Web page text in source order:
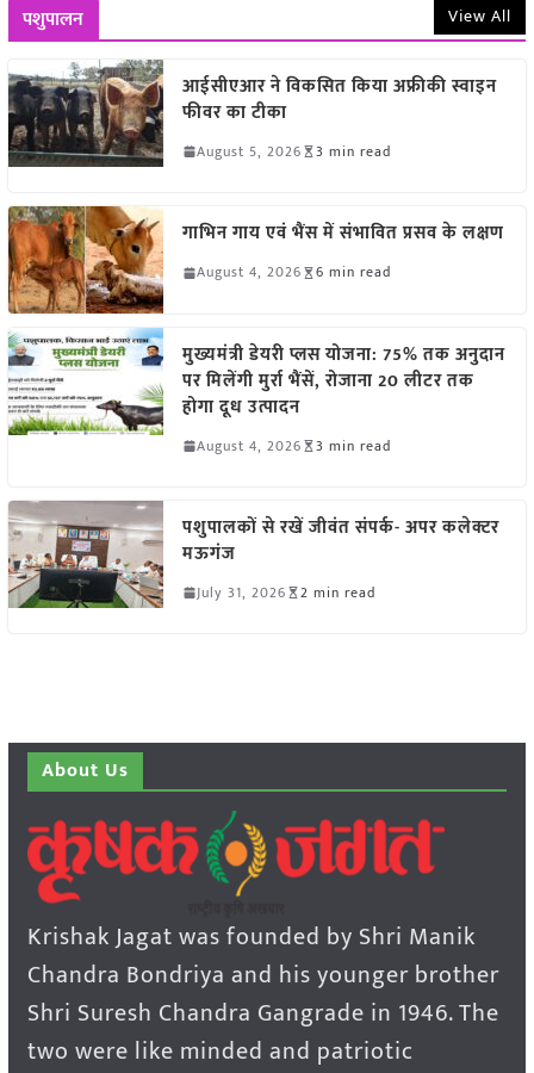
पशुपालन View All
आईसीएआर ने विकसित किया अफ्रीकी स्वाइन
फीवर का टीका
August 5, 2026 3 min read
गाभिन गाय एवं भैंस में संभावित प्रसव के लक्षण
August 4, 2026 6 min read
मुख्यमंत्री डेयरी प्लस योजना: 75% तक अनुदान
पर मिलेंगी मुर्रा भैंसें, रोजाना 20 लीटर तक
होगा दूध उत्पादन
August 4, 2026 3 min read
पशुपालकों से रखें जीवंत संपर्क- अपर कलेक्टर
मऊगंज
July 31, 2026 2 min read
About Us
Krishak Jagat was founded by Shri Manik
Chandra Bondriya and his younger brother
Shri Suresh Chandra Gangrade in 1946. The
two were like minded and patriotic